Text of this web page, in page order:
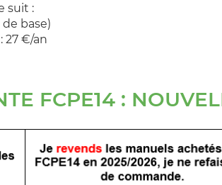
suit :
base)
27 €/an
FCPE14 :